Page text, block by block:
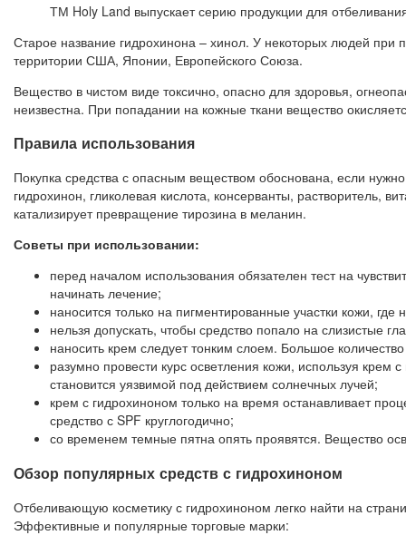
ТМ Holy Land выпускает серию продукции для
Старое название гидрохинона – хинол. У некоторых людей при
территории США, Японии, Европейского Союза.
Вещество в чистом виде токсично, опасно для здоровья,
неизвестна. При попадании на кожные ткани вещество
Правила использования
Покупка средства с опасным веществом обоснована, если
гидрохинон, гликолевая кислота, консерванты, растворитель,
катализирует превращение тирозина в меланин.
Советы при использовании:
перед началом использования обязателен тест на
начинать лечение;
наносится только на пигментированные участки кожи,
нельзя допускать, чтобы средство попало на слизистые
наносить крем следует тонким слоем. Большое
разумно провести курс осветления кожи, используя
становится уязвимой под действием солнечных лучей;
крем с гидрохиноном только на время останавливает
средство с SPF круглогодично;
со временем темные пятна опять проявятся. Вещество
Обзор популярных средств с гидрохиноном
Отбеливающую косметику с гидрохиноном легко найти на
Эффективные и популярные торговые марки: